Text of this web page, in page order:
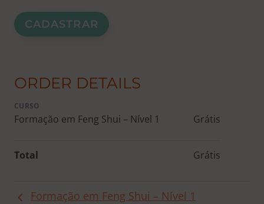
ORDER DETAILS
CURSO
Formação em Feng Shui – Nível 1 Grátis
Total Grátis
Formação em Feng Shui – Nível 1